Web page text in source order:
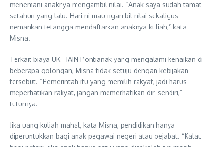
menemani anaknya mengambil nilai. “Anak saya sudah tamat
setahun yang lalu. Hari ni mau ngambil nilai sekaligus
nemankan tetangga mendaftarkan anaknya kuliah,” kata
Misna.
Terkait biaya UKT IAIN Pontianak yang mengalami kenaikan di
beberapa golongan, Misna tidak setuju dengan kebijakan
tersebut. “Pemerintah itu yang memilih rakyat, jadi harus
meperhatikan rakyat, jangan memerhatikan diri sendiri,”
tuturnya.
Jika uang kuliah mahal, kata Misna, pendidikan hanya
diperuntukkan bagi anak pegawai negeri atau pejabat. “Kalau